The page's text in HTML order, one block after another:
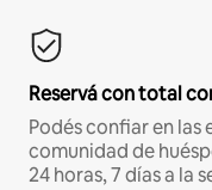
Reservá con total
Podés confiar en las
comunidad de
24 horas, 7 días a la